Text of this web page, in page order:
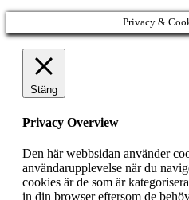
Privacy &
Stäng
Privacy Overview
Den här webbsidan använder
användarupplevelse när du
cookies är de som är
in din browser eftersom de